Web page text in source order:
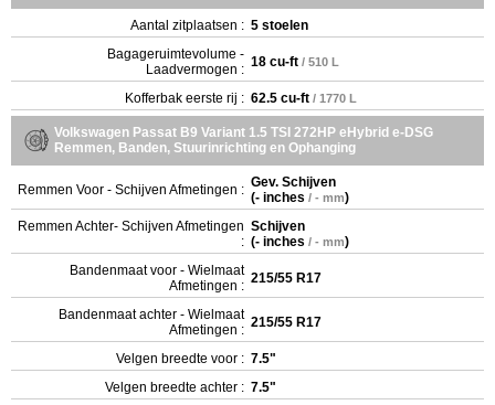
Aantal zitplaatsen : 5 stoelen
Bagageruimtevolume -
Laadvermogen : 18 cu-ft / 510 L
Kofferbak eerste rij : 62.5 cu-ft / 1770 L
Volkswagen Passat B9 Variant 1.5 TSI 272HP eHybrid e-DSG
Remmen, Banden, Stuurinrichting en Ophanging
Remmen Voor - Schijven Afmetingen : Gev. Schijven
(- inches / - mm)
Remmen Achter- Schijven Afmetingen
:
Schijven
(- inches / - mm)
Bandenmaat voor - Wielmaat
Afmetingen : 215/55 R17
Bandenmaat achter - Wielmaat
Afmetingen : 215/55 R17
Velgen breedte voor : 7.5"
Velgen breedte achter : 7.5"